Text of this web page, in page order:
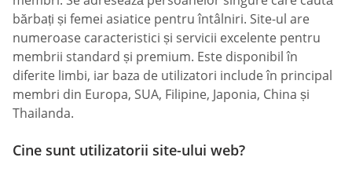
bărbați și femei asiatice pentru întâlniri. Site-ul are
numeroase caracteristici și servicii excelente pentru
membrii standard și premium. Este disponibil în
diferite limbi, iar baza de utilizatori include în principal
membri din Europa, SUA, Filipine, Japonia, China și
Thailanda.
Cine sunt utilizatorii site-ului web?